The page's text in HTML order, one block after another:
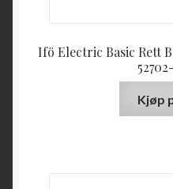
Ifö Electric Basic Rett
Kjøp